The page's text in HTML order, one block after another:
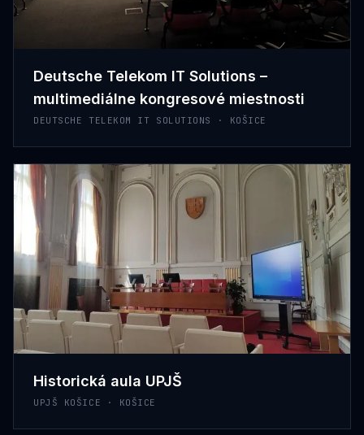
Deutsche Telekom IT Solutions –
multimediálne kongresové miestnosti
DEUTSCHE TELEKOM IT SOLUTIONS · KOŠICE
Historická aula UPJŠ
UPJŠ KOŠICE · KOŠICE